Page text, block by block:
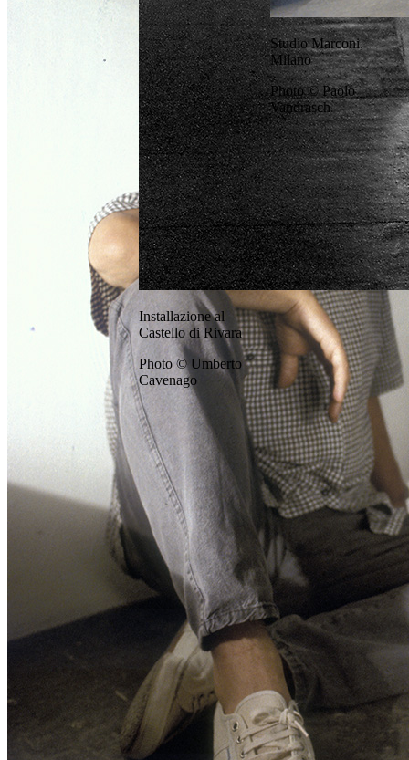
Installazione al
Castello di Rivara
Photo © Umberto
Cavenago
Studio Marconi,
Milano
Photo © Paolo
Vandrasch